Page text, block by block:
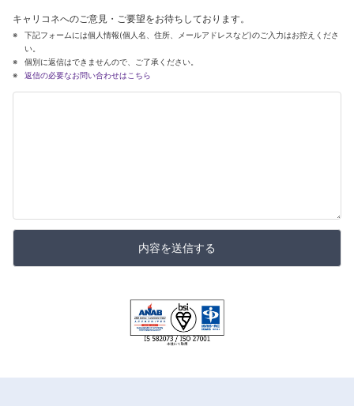
キャリコネへのご意見・ご要望をお待ちしております。
下記フォームには個人情報(個人名、住所、メールアドレスなど)のご入力はお控えくださ
い。
個別に返信はできませんので、ご了承ください。
返信の必要なお問い合わせはこちら
内容を送信する